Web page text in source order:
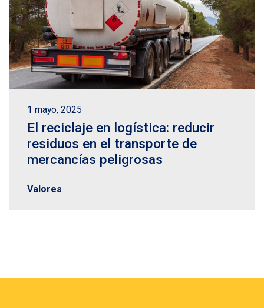
1 mayo, 2025
El reciclaje en logística: reducir
residuos en el transporte de
mercancías peligrosas
Valores